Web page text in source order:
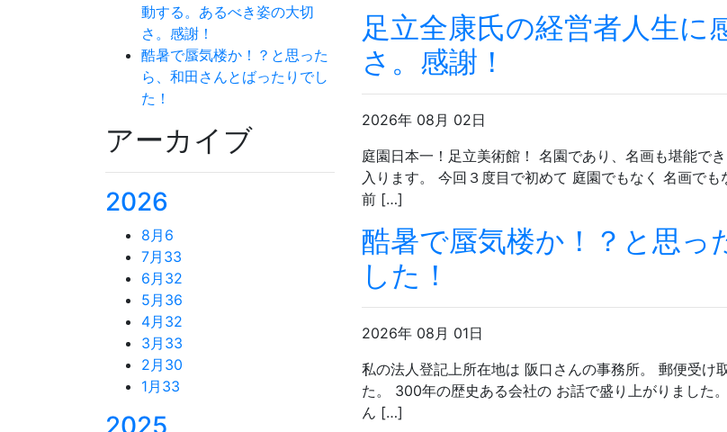
動する。あるべき姿の大切
さ。感謝！
酷暑で蜃気楼か！？と思った
ら、和田さんとばったりでし
た！
アーカイブ
2026
8月 6
7月 33
6月 32
5月 36
4月 32
3月 33
2月 30
1月 33
2025
足立全康氏の経営者人生に
さ。感謝！
2026年 08月 02日
庭園日本一！足立美術館！ 名園であり、名画も堪能で
入ります。 今回３度目で初めて 庭園でもなく 名画で
前 […]
酷暑で蜃気楼か！？と思
した！
2026年 08月 01日
私の法人登記上所在地は 阪口さんの事務所。 郵便受け
た。 300年の歴史ある会社の お話で盛り上がりました
ん […]